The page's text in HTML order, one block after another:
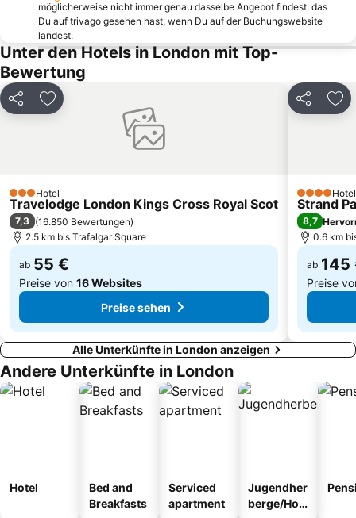
Tottenham
Exhibition Centre London
Islington
Tower of London
Bayswater
Royal Albert Hall
Leicester Square
möglicherweise nicht immer genau dasselbe Angebot findest, das
Du auf trivago gesehen hast, wenn Du auf der Buchungswebsite
landest.
Unter den Hotels in London mit Top-
Bewertung
Teilen Zu Favoriten hinzufügen
3 Sterne
Hotel
Travelodge London Kings Cross Royal Scot
7,3 (16.850 Bewertungen)
2.5 km bis Trafalgar Square
ab 55 €
Preise von 16 Websites
Preise sehen
Teilen Zu
4 SterneHotel
Strand
8,7
0.6 km
ab 145
Preise
Alle Unterkünfte in London anzeigen
Andere Unterkünfte in London
Hotel
Bed and
Breakfasts
Serviced
apartment
Jugendher
berge/Hos